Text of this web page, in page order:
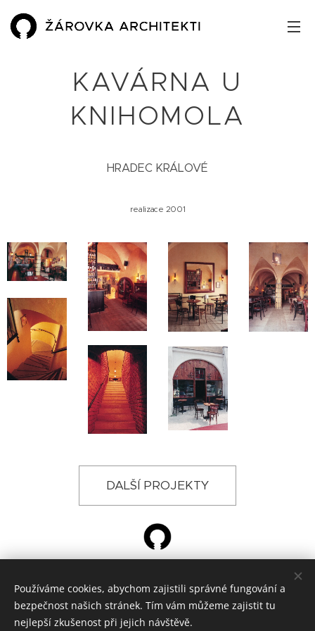
KAVÁRNA U
KNIHOMOLA
HRADEC KRÁLOVÉ
realizace 2001
DALŠÍ PROJEKTY
© 2024 ŽÁROVKA ARCHITEKTI, Křižíkova 788, Hradec Králové
architektonická kancelář
Používáme cookies, abychom zajistili správné fungování a
bezpečnost našich stránek. Tím vám můžeme zajistit tu
nejlepší zkušenost při jejich návštěvě.